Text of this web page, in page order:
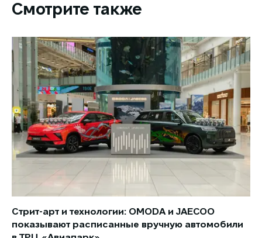
Смотрите также
Стрит-арт и технологии: OMODA и JAECOO
показывают расписанные вручную автомобили